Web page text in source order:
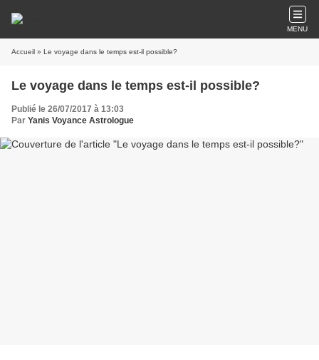
MENU
Accueil » Le voyage dans le temps est-il possible?
Le voyage dans le temps est-il possible?
Publié le 26/07/2017 à 13:03
Par Yanis Voyance Astrologue